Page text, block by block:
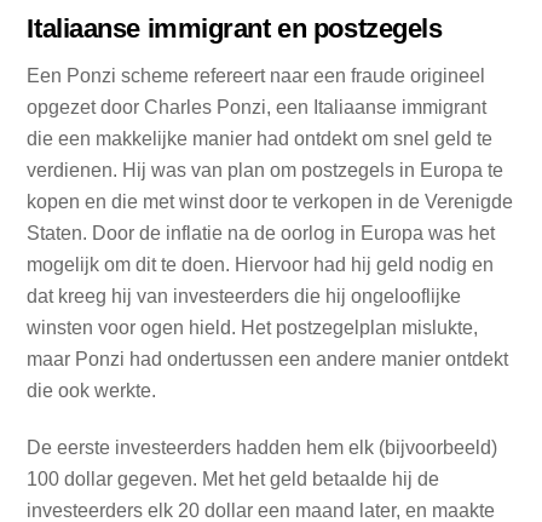
Italiaanse immigrant en postzegels
Een Ponzi scheme refereert naar een fraude origineel
opgezet door Charles Ponzi, een Italiaanse immigrant
die een makkelijke manier had ontdekt om snel geld te
verdienen. Hij was van plan om postzegels in Europa te
kopen en die met winst door te verkopen in de Verenigde
Staten. Door de inflatie na de oorlog in Europa was het
mogelijk om dit te doen. Hiervoor had hij geld nodig en
dat kreeg hij van investeerders die hij ongelooflijke
winsten voor ogen hield. Het postzegelplan mislukte,
maar Ponzi had ondertussen een andere manier ontdekt
die ook werkte.
De eerste investeerders hadden hem elk (bijvoorbeeld)
100 dollar gegeven. Met het geld betaalde hij de
investeerders elk 20 dollar een maand later, en maakte